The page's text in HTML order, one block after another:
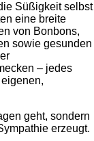
Süßigkeit selbst
eine breite
von Bonbons,
sowie gesunden
– jedes
geht, sondern
erzeugt.